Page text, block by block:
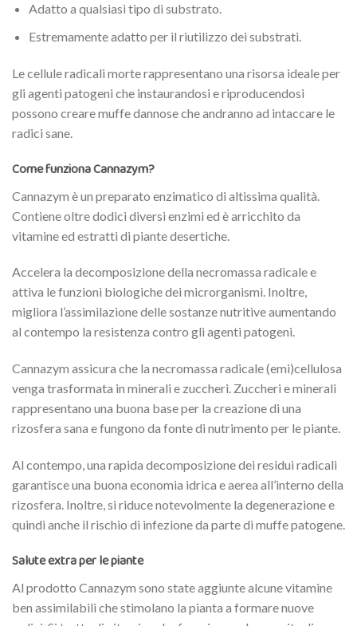
Adatto a qualsiasi tipo di substrato.
Estremamente adatto per il riutilizzo dei substrati.
Le cellule radicali morte rappresentano una risorsa ideale per
gli agenti patogeni che instaurandosi e riproducendosi
possono creare muffe dannose che andranno ad intaccare le
radici sane.
Come funziona Cannazym?
Cannazym è un preparato enzimatico di altissima qualità.
Contiene oltre dodici diversi enzimi ed è arricchito da
vitamine ed estratti di piante desertiche.
Accelera la decomposizione della necromassa radicale e
attiva le funzioni biologiche dei microrganismi. Inoltre,
migliora l’assimilazione delle sostanze nutritive aumentando
al contempo la resistenza contro gli agenti patogeni.
Cannazym assicura che la necromassa radicale (emi)cellulosa
venga trasformata in minerali e zuccheri. Zuccheri e minerali
rappresentano una buona base per la creazione di una
rizosfera sana e fungono da fonte di nutrimento per le piante.
Al contempo, una rapida decomposizione dei residui radicali
garantisce una buona economia idrica e aerea all’interno della
rizosfera. Inoltre, si riduce notevolmente la degenerazione e
quindi anche il rischio di infezione da parte di muffe patogene.
Salute extra per le piante
Al prodotto Cannazym sono state aggiunte alcune vitamine
ben assimilabili che stimolano la pianta a formare nuove